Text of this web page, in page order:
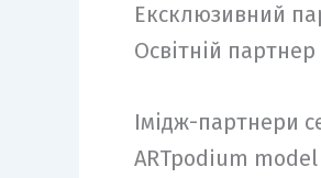
Ексклюзивний
Освітній
Імідж-партнери
ARTpodium model